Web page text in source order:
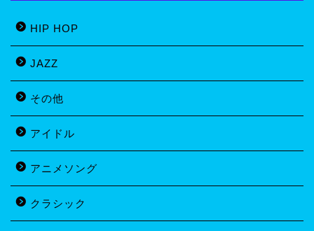
HIP HOP
JAZZ
その他
アイドル
アニメソング
クラシック